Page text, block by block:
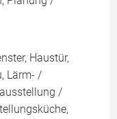
Haustür,
Lärm- /
/